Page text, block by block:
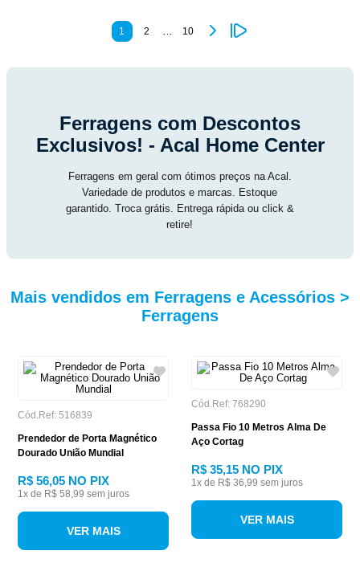
1 2 … 10
Ferragens com Descontos
Exclusivos! - Acal Home Center
Ferragens em geral com ótimos preços na Acal.
Variedade de produtos e marcas. Estoque
garantido. Troca grátis. Entrega rápida ou click &
retire!
Mais vendidos em Ferragens e Acessórios >
Ferragens
Cód.Ref: 516839
Prendedor de Porta Magnético
Dourado União Mundial
R$ 56,05 NO PIX
1x de R$ 58,99 sem juros
VER MAIS
Cód.Ref: 768290
Passa Fio 10 Metros Alma De
Aço Cortag
R$ 35,15 NO PIX
1x de R$ 36,99 sem juros
VER MAIS